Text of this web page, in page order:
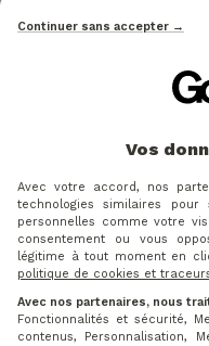
-10%
À PARTIR
216,00
Continuer sans accepter →
Vos
Avec votre accord, nos
technologies similaires
personnelles comme votre
consentement ou vous
légitime à tout moment en
politique de cookies et
Avec nos partenaires, nous
Fonctionnalités et sécurité,
contenus, Personnalisation,